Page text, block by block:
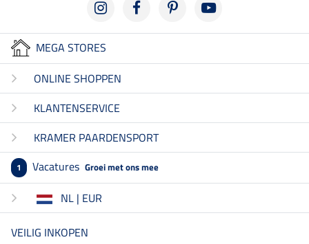
MEGA STORES
ONLINE SHOPPEN
KLANTENSERVICE
KRAMER PAARDENSPORT
1 Vacatures Groei met ons mee
NL | EUR
VEILIG INKOPEN